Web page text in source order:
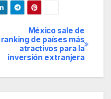
México sale de
ranking de países más
atractivos para la
inversión extranjera